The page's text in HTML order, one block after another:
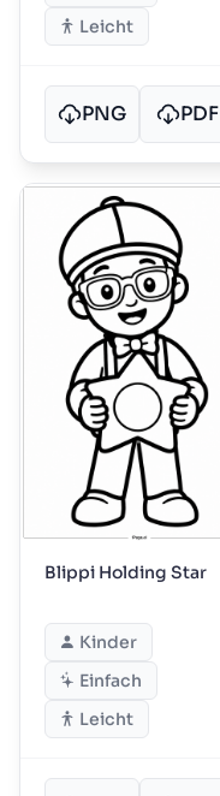
Leicht
PNG PDF
Blippi Holding Star
Kinder
Einfach
Leicht